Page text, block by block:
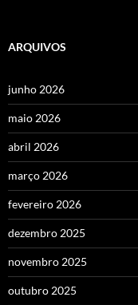
ARQUIVOS
junho 2026
maio 2026
abril 2026
março 2026
fevereiro 2026
dezembro 2025
novembro 2025
outubro 2025